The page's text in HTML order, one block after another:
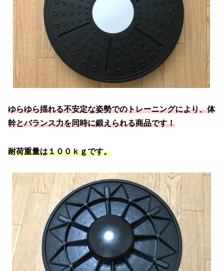
ゆらゆら揺れる不安定な姿勢でのトレーニングにより、体
幹とバランス力を同時に鍛えられる商品です！
耐荷重量は１００ｋｇです。